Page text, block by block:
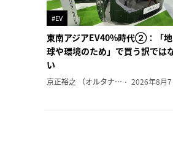
#EV
東南アジアEV40%時代②：「地
球や環境のため」で買う訳では
い
京正裕之 （オルタナ副編集長） 2026年8月7